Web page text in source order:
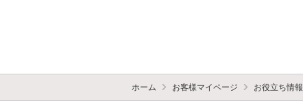
ホーム お客様マイページ お役立ち情報